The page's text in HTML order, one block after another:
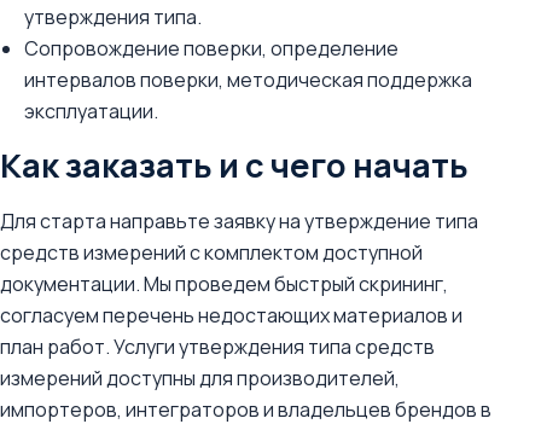
утверждения типа.
Сопровождение поверки, определение
интервалов поверки, методическая поддержка
эксплуатации.
Как заказать и с чего начать
Для старта направьте заявку на утверждение типа
средств измерений с комплектом доступной
документации. Мы проведем быстрый скрининг,
согласуем перечень недостающих материалов и
план работ. Услуги утверждения типа средств
измерений доступны для производителей,
импортеров, интеграторов и владельцев брендов в